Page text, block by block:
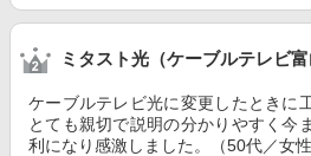
ミタスト光（ケーブルテレビ富
ケーブルテレビ光に変更したときに
とても親切で説明の分かりやすく今
利になり感激しました。（50代／女性